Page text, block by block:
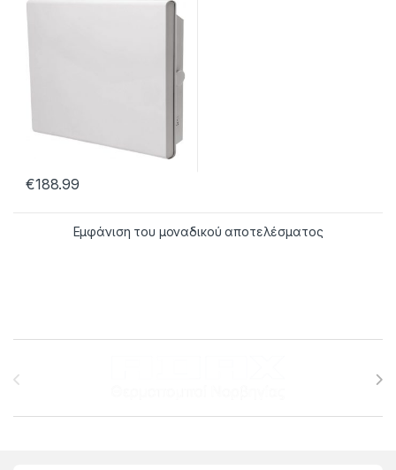
€188.99
Εμφάνιση του μοναδικού αποτελέσματος